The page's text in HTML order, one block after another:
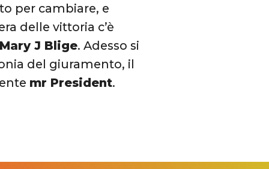
per cambiare, e
delle vittoria c’è
Mary J Blige. Adesso si
del giuramento, il
mr President.